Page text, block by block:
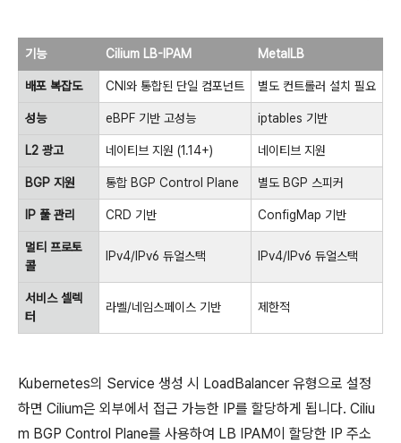
기능 Cilium LB-IPAM MetalLB
배포 복잡도 CNI와 통합된 단일 컴포넌트 별도 컨트롤러 설치 필요
성능 eBPF 기반 고성능 iptables 기반
L2 광고 네이티브 지원 (1.14+) 네이티브 지원
BGP 지원 통합 BGP Control Plane 별도 BGP 스피커
IP 풀 관리 CRD 기반 ConfigMap 기반
멀티 프로토
콜
IPv4/IPv6 듀얼스택 IPv4/IPv6 듀얼스택
서비스 셀렉
터
라벨/네임스페이스 기반 제한적
Kubernetes의 Service 생성 시 LoadBalancer 유형으로 설정
하면 Cilium은 외부에서 접근 가능한 IP를 할당하게 됩니다. Ciliu
m BGP Control Plane를 사용하여 LB IPAM이 할당한 IP 주소